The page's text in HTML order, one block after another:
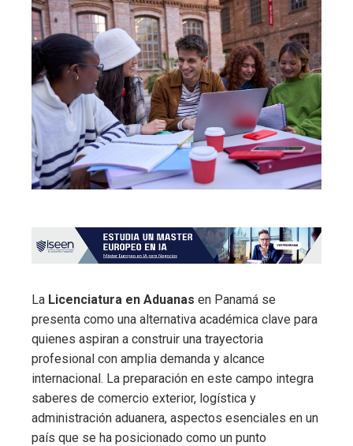
La Licenciatura en Aduanas en Panamá se
presenta como una alternativa académica clave para
quienes aspiran a construir una trayectoria
profesional con amplia demanda y alcance
internacional. La preparación en este campo integra
saberes de comercio exterior, logística y
administración aduanera, aspectos esenciales en un
país que se ha posicionado como un punto